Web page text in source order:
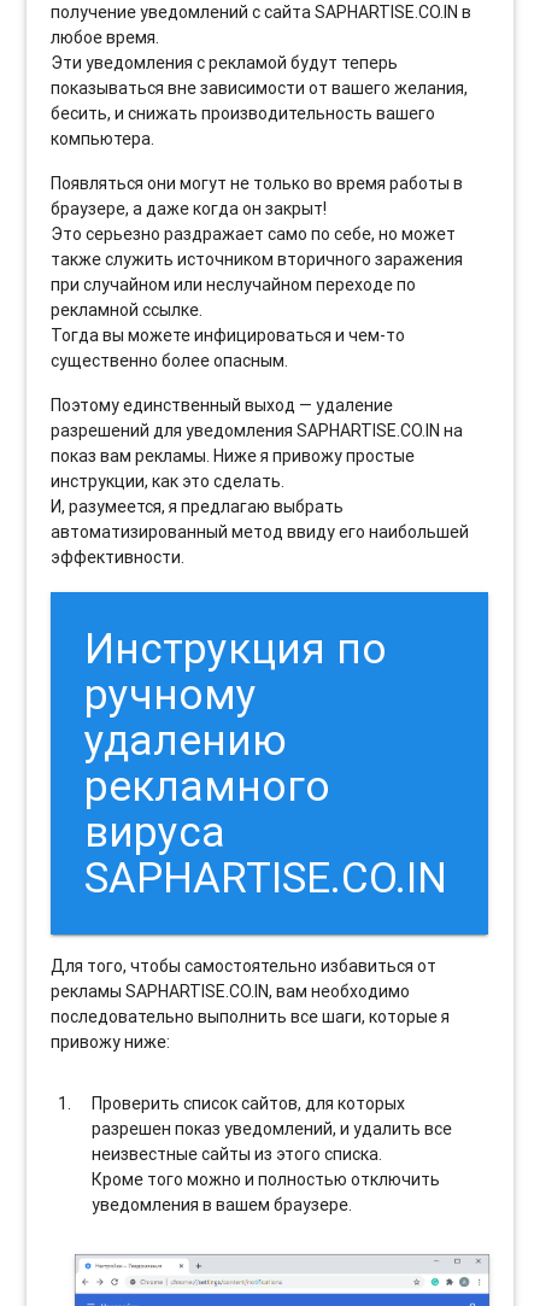
получение уведомлений с сайта SAPHARTISE.CO.IN в
любое время.
Эти уведомления с рекламой будут теперь
показываться вне зависимости от вашего желания,
бесить, и снижать производительность вашего
компьютера.
Появляться они могут не только во время работы в
браузере, а даже когда он закрыт!
Это серьезно раздражает само по себе, но может
также служить источником вторичного заражения
при случайном или неслучайном переходе по
рекламной ссылке.
Тогда вы можете инфицироваться и чем-то
существенно более опасным.
Поэтому единственный выход — удаление
разрешений для уведомления SAPHARTISE.CO.IN на
показ вам рекламы. Ниже я привожу простые
инструкции, как это сделать.
И, разумеется, я предлагаю выбрать
автоматизированный метод ввиду его наибольшей
эффективности.
Инструкция по
ручному
удалению
рекламного
вируса
SAPHARTISE.CO.IN
Для того, чтобы самостоятельно избавиться от
рекламы SAPHARTISE.CO.IN, вам необходимо
последовательно выполнить все шаги, которые я
привожу ниже:
Проверить список сайтов, для которых
разрешен показ уведомлений, и удалить все
неизвестные сайты из этого списка.
Кроме того можно и полностью отключить
уведомления в вашем браузере.